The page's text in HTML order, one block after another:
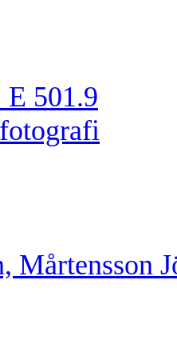
E 501.9
fotografi
Mårtensson